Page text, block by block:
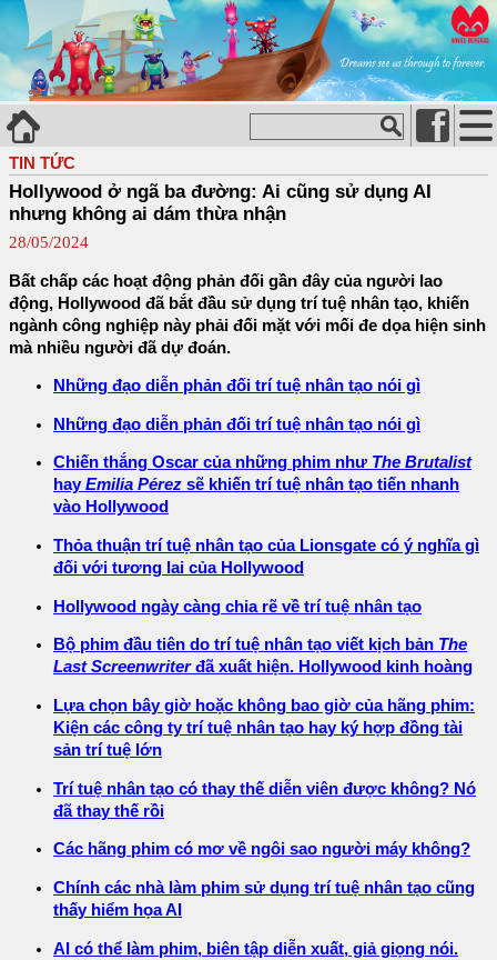
TIN TỨC
Hollywood ở ngã ba đường: Ai cũng sử dụng AI
nhưng không ai dám thừa nhận
28/05/2024
Bất chấp các hoạt động phản đối gần đây của người lao
động, Hollywood đã bắt đầu sử dụng trí tuệ nhân tạo, khiến
ngành công nghiệp này phải đối mặt với mối đe dọa hiện sinh
mà nhiều người đã dự đoán.
Những đạo diễn phản đối trí tuệ nhân tạo nói gì
Những đạo diễn phản đối trí tuệ nhân tạo nói gì
Chiến thắng Oscar của những phim như The Brutalist
hay Emilia Pérez sẽ khiến trí tuệ nhân tạo tiến nhanh
vào Hollywood
Thỏa thuận trí tuệ nhân tạo của Lionsgate có ý nghĩa gì
đối với tương lai của Hollywood
Hollywood ngày càng chia rẽ về trí tuệ nhân tạo
Bộ phim đầu tiên do trí tuệ nhân tạo viết kịch bản The
Last Screenwriterđã xuất hiện. Hollywood kinh hoàng
Lựa chọn bây giờ hoặc không bao giờ của hãng phim:
Kiện các công ty trí tuệ nhân tạo hay ký hợp đồng tài
sản trí tuệ lớn
Trí tuệ nhân tạo có thay thế diễn viên được không? Nó
đã thay thế rồi
Các hãng phim có mơ về ngôi sao người máy không?
Chính các nhà làm phim sử dụng trí tuệ nhân tạo cũng
thấy hiểm họa AI
AI có thể làm phim, biên tập diễn xuất, giả giọng nói.